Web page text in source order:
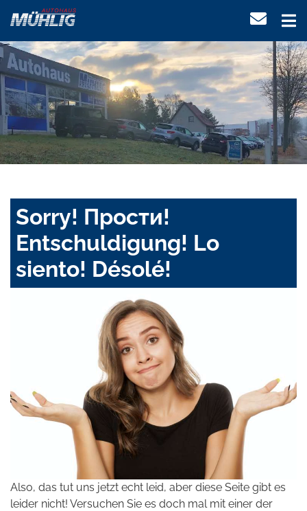
Sorry! Прости!
Entschuldigung! Lo
siento! Désolé!
Also, das tut uns jetzt echt leid, aber diese Seite gibt es
leider nicht! Versuchen Sie es doch mal mit einer der